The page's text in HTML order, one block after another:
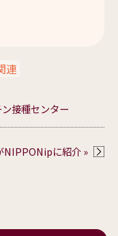
連
接種センター
NIPPONipに紹介 »